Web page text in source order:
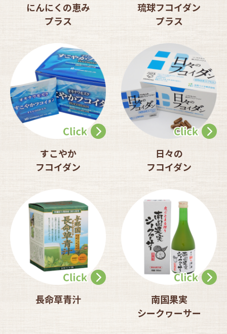
にんにくの恵み
プラス
琉球フコイダン
プラス
すこやか
フコイダン
日々の
フコイダン
長命草青汁
南国果実
シークヮーサー